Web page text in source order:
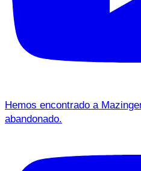
Hemos encontrado a
abandonado.